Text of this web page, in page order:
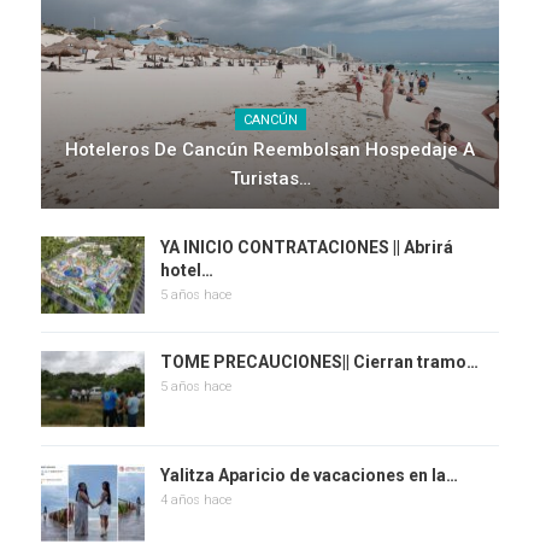
CANCÚN
Hoteleros De Cancún Reembolsan Hospedaje A
Turistas…
YA INICIO CONTRATACIONES || Abrirá
hotel…
5 años hace
TOME PRECAUCIONES|| Cierran tramo…
5 años hace
Yalitza Aparicio de vacaciones en la…
4 años hace